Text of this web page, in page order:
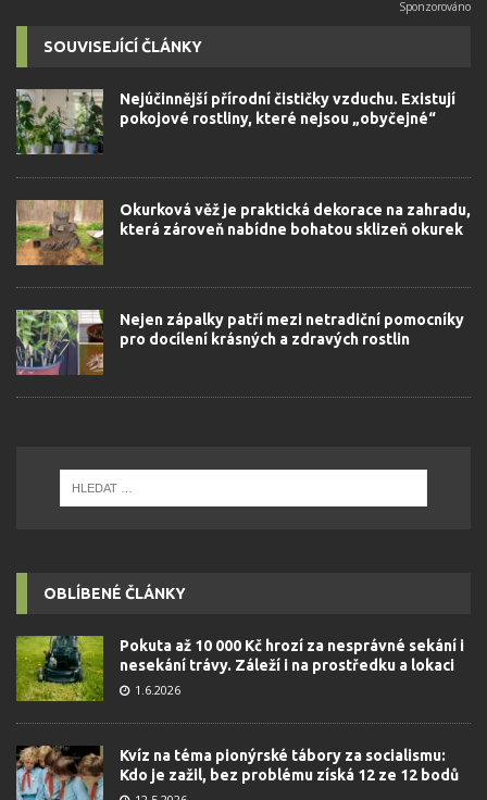
SOUVISEJÍCÍ ČLÁNKY
Nejúčinnější přírodní čističky vzduchu. Existují
pokojové rostliny, které nejsou „obyčejné“
Okurková věž je praktická dekorace na zahradu,
která zároveň nabídne bohatou sklizeň okurek
Nejen zápalky patří mezi netradiční pomocníky
pro docílení krásných a zdravých rostlin
OBLÍBENÉ ČLÁNKY
Pokuta až 10 000 Kč hrozí za nesprávné sekání i
nesekání trávy. Záleží i na prostředku a lokaci
1.6.2026
Kvíz na téma pionýrské tábory za socialismu:
Kdo je zažil, bez problému získá 12 ze 12 bodů